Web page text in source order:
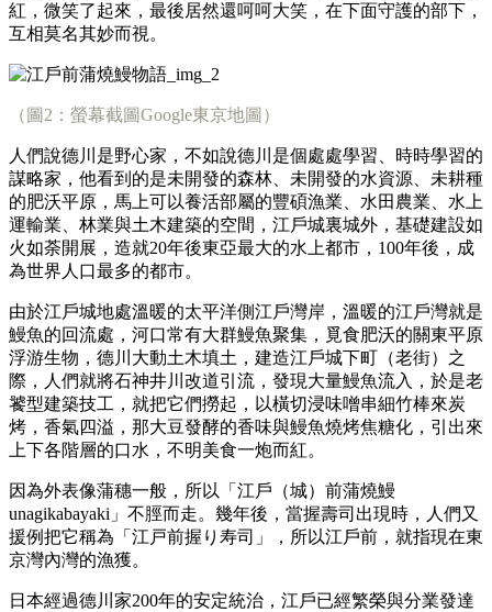
紅，微笑了起來，最後居然還呵呵大笑，在下面守護的部下，
互相莫名其妙而視。
（圖2：螢幕截圖Google東京地圖）
人們說德川是野心家，不如說德川是個處處學習、時時學習的
謀略家，他看到的是未開發的森林、未開發的水資源、未耕種
的肥沃平原，馬上可以養活部屬的豐碩漁業、水田農業、水上
運輸業、林業與土木建築的空間，江戶城裏城外，基礎建設如
火如荼開展，造就20年後東亞最大的水上都市，100年後，成
為世界人口最多的都市。
由於江戶城地處溫暖的太平洋側江戶灣岸，溫暖的江戶灣就是
鰻魚的回流處，河口常有大群鰻魚聚集，覓食肥沃的關東平原
浮游生物，德川大動土木填土，建造江戶城下町（老街）之
際，人們就將石神井川改道引流，發現大量鰻魚流入，於是老
饕型建築技工，就把它們撈起，以橫切浸味噌串細竹棒來炭
烤，香氣四溢，那大豆發酵的香味與鰻魚燒烤焦糖化，引出來
上下各階層的口水，不明美食一炮而紅。
因為外表像蒲穗一般，所以「江戶（城）前蒲燒鰻
unagikabayaki」不脛而走。幾年後，當握壽司出現時，人們又
援例把它稱為「江戸前握り寿司」，所以江戶前，就指現在東
京灣內灣的漁獲。
日本經過德川家200年的安定統治，江戶已經繁榮與分業發達